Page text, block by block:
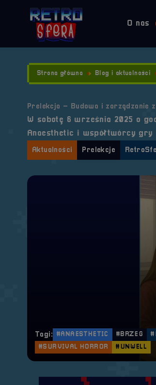
O nas
Strona główna Blog i aktualności
Prelekcja – Budowa i zarządzanie
W sobotę 6 września 2025 o
Anaesthetic i współtwórcy gry
Aktualności Prelekcje
Tagi: #ANAESTHETIC #BRZEG
#SURVIVAL HORROR
#UNWELL